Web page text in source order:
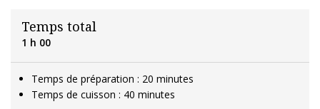
Temps total
1 h 00
Temps de préparation : 20 minutes
Temps de cuisson : 40 minutes